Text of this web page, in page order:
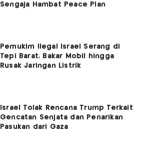
Sengaja Hambat Peace Plan
Pemukim Ilegal Israel Serang di
Tepi Barat, Bakar Mobil hingga
Rusak Jaringan Listrik
Israel Tolak Rencana Trump Terkait
Gencatan Senjata dan Penarikan
Pasukan dari Gaza